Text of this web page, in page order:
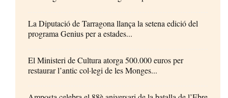
La Diputació de Tarragona llança la setena edició del
programa Genius per a estades...
El Ministeri de Cultura atorga 500.000 euros per
restaurar l’antic col·legi de les Monges...